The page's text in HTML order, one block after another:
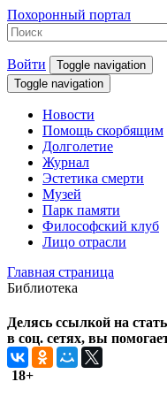
Похоронный портал
Войти
Toggle navigation
Toggle navigation
Новости
Помощь скорбящим
Долголетие
Журнал
Эстетика смерти
Музей
Парк памяти
Философский клуб
Лицо отрасли
Главная страница
Библиотека
Делясь ссылкой на
в соц. сетях, вы
18+